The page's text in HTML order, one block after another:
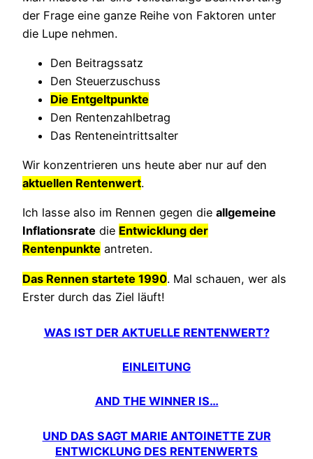
der Frage eine ganze Reihe von Faktoren unter
die Lupe nehmen.
Den Beitragssatz
Den Steuerzuschuss
Die Entgeltpunkte
Den Rentenzahlbetrag
Das Renteneintrittsalter
Wir konzentrieren uns heute aber nur auf den
aktuellen Rentenwert.
Ich lasse also im Rennen gegen die allgemeine
Inflationsrate die Entwicklung der
Rentenpunkte antreten.
Das Rennen startete 1990. Mal schauen, wer als
Erster durch das Ziel läuft!
WAS IST DER AKTUELLE RENTENWERT?
EINLEITUNG
AND THE WINNER IS…
UND DAS SAGT MARIE ANTOINETTE ZUR
ENTWICKLUNG DES RENTENWERTS